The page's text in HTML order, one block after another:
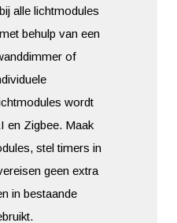
alle lichtmodules
behulp van een
of
wordt
en Zigbee. Maak
stel timers in
geen extra
in bestaande